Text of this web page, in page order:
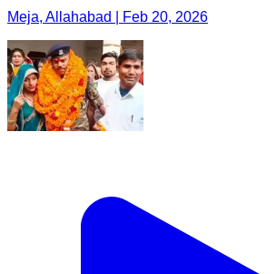
Meja, Allahabad | Feb 20, 2026